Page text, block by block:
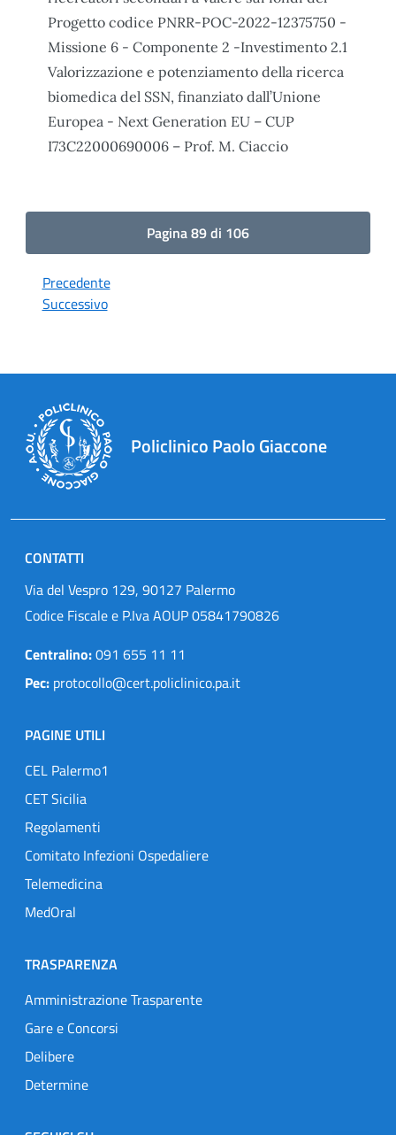
Progetto codice PNRR-POC-2022-12375750 -
Missione 6 - Componente 2 -Investimento 2.1
Valorizzazione e potenziamento della ricerca
biomedica del SSN, finanziato dall’Unione
Europea - Next Generation EU – CUP
I73C22000690006 – Prof. M. Ciaccio
Pagina 89 di 106
Precedente
Successivo
Policlinico Paolo Giaccone
CONTATTI
Via del Vespro 129, 90127 Palermo
Codice Fiscale e P.Iva AOUP 05841790826
Centralino:091 655 11 11
Pec: protocollo@cert.policlinico.pa.it
PAGINE UTILI
CEL Palermo1
CET Sicilia
Regolamenti
Comitato Infezioni Ospedaliere
Telemedicina
MedOral
TRASPARENZA
Amministrazione Trasparente
Gare e Concorsi
Delibere
Determine